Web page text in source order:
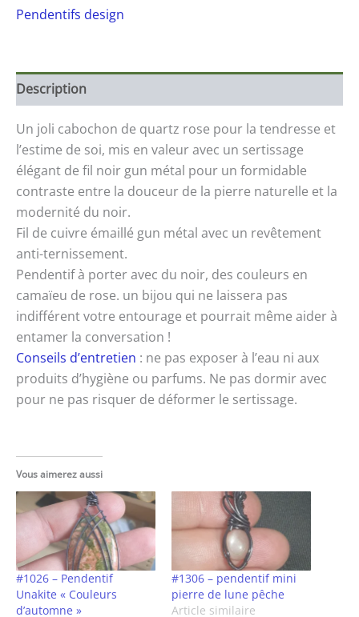
Pendentifs design
Description
Un joli cabochon de quartz rose pour la tendresse et
l’estime de soi, mis en valeur avec un sertissage
élégant de fil noir gun métal pour un formidable
contraste entre la douceur de la pierre naturelle et la
modernité du noir.
Fil de cuivre émaillé gun métal avec un revêtement
anti-ternissement.
Pendentif à porter avec du noir, des couleurs en
camaïeu de rose. un bijou qui ne laissera pas
indifférent votre entourage et pourrait même aider à
entamer la conversation !
Conseils d’entretien : ne pas exposer à l’eau ni aux
produits d’hygiène ou parfums. Ne pas dormir avec
pour ne pas risquer de déformer le sertissage.
Vous aimerez aussi
#1026 – Pendentif
Unakite « Couleurs
d’automne »
#1306 – pendentif mini
pierre de lune pêche
Article similaire